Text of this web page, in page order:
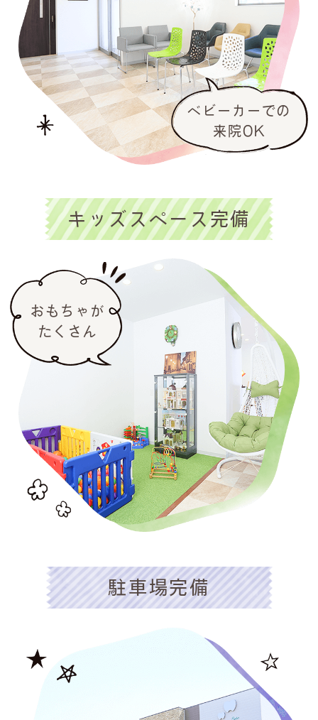
ベビーカーでの
来院OK
キッズスペース完備
おもちゃが
たくさん
駐車場完備